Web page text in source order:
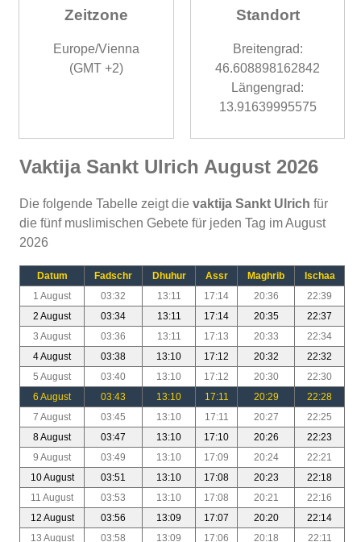
Zeitzone
Europe/Vienna
(GMT +2)
Standort
Breitengrad:
46.608898162842
Längengrad:
13.91639995575
Vaktija Sankt Ulrich August 2026
Die folgende Tabelle zeigt die vaktija Sankt Ulrich für
die fünf muslimischen Gebete für jeden Tag im August
2026
Datum Fadschr Dhuhur Assr Maghrib
Ischaa
1 August
03:32 13:11 17:14 20:36
22:39
2 August
03:34 13:11 17:14 20:35
22:37
3 August
03:36 13:11 17:13 20:33
22:34
4 August
03:38 13:10 17:12 20:32
22:32
5 August
03:40 13:10 17:12 20:30
22:30
6 August
03:43 13:10 17:11 20:29
22:28
7 August
03:45 13:10 17:11 20:27
22:25
8 August
03:47 13:10 17:10 20:26
22:23
9 August
03:49 13:10 17:09 20:24
22:21
10 August
03:51 13:10 17:08 20:23
22:18
11 August
03:53 13:10 17:08 20:21
22:16
12 August
03:56 13:09 17:07 20:20
22:14
13 August
03:58 13:09 17:06 20:18 22:11